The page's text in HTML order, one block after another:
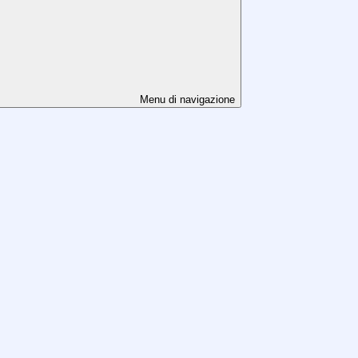
Menu di navigazione